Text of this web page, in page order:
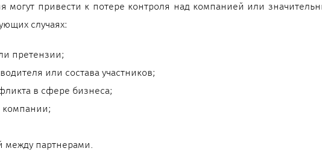
могут привести к потере контроля над компанией или
случаях:
претензии;
или состава участников;
в сфере бизнеса;
компании;
между партнерами.